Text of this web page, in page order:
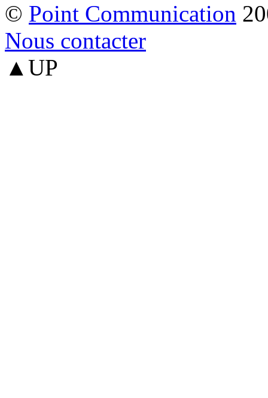
© Point Communication
Nous contacter
▲UP